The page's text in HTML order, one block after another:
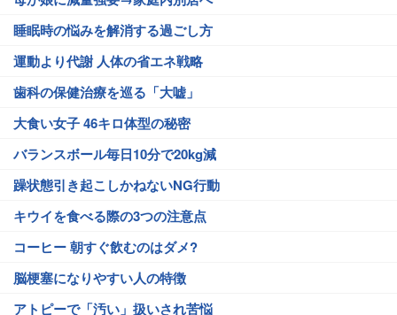
睡眠時の悩みを解消する過ごし方
運動より代謝 人体の省エネ戦略
歯科の保健治療を巡る「大嘘」
大食い女子 46キロ体型の秘密
バランスボール毎日10分で20kg減
躁状態引き起こしかねないNG行動
キウイを食べる際の3つの注意点
コーヒー 朝すぐ飲むのはダメ?
脳梗塞になりやすい人の特徴
アトピーで「汚い」扱いされ苦悩